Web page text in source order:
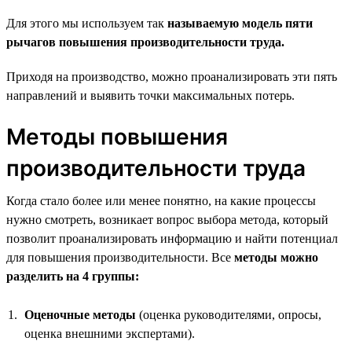
Для этого мы используем так называемую модель пяти
рычагов повышения производительности труда.
Приходя на производство, можно проанализировать эти пять
направлений и выявить точки максимальных потерь.
Методы повышения
производительности труда
Когда стало более или менее понятно, на какие процессы
нужно смотреть, возникает вопрос выбора метода, который
позволит проанализировать информацию и найти потенциал
для повышения производительности. Все методы можно
разделить на 4 группы:
Оценочные методы (оценка руководителями, опросы,
оценка внешними экспертами).